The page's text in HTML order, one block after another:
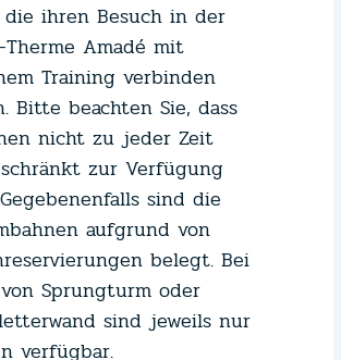
die ihren Besuch in der
Therme Amadé mit
Training verbinden
Bitte beachten Sie, dass
nicht zu jeder Zeit
zur Verfügung
sind die
aufgrund von
belegt. Bei
Sprungturm oder
sind jeweils nur
verfügbar.